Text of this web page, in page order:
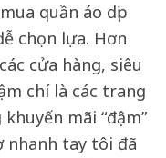
quần áo dịp
chọn lựa. Hơn
cửa hàng, siêu
chí là các trang
mãi “đậm”
nhanh tay tôi đã